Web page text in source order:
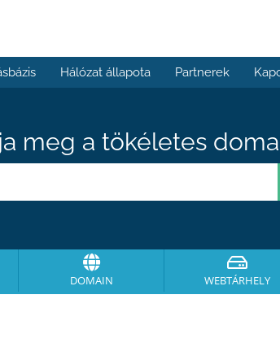
Hálózat állapota Partnerek
meg a tökéletes
DOMAIN WEBTÁRHELY